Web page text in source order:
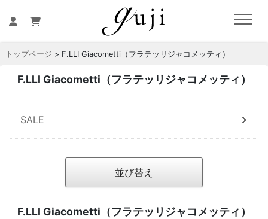
トップページ > F.LLI Giacometti（フラテッリジャコメッティ）
F.LLI Giacometti（フラテッリジャコメッティ）
SALE
並び替え
F.LLI Giacometti（フラテッリジャコメッティ）